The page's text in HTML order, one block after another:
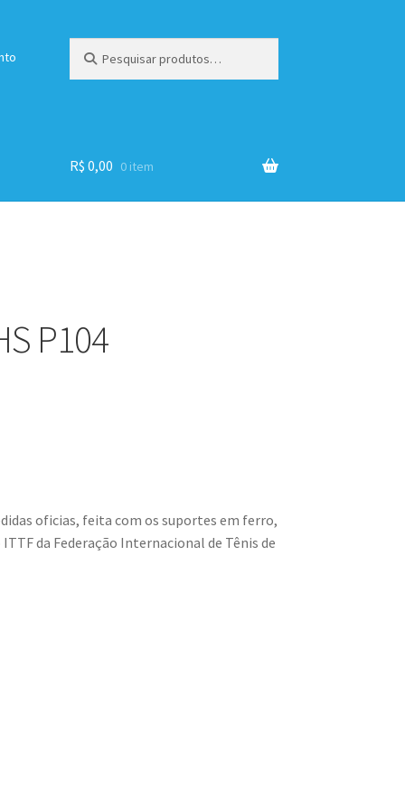
por:
R$ 0,00 0 item
P104
oficias, feita com os suportes em ferro,
da Federação Internacional de Tênis de